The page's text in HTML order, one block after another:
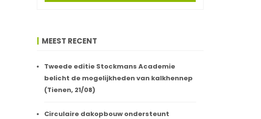
MEEST RECENT
Tweede editie Stockmans Academie
belicht de mogelijkheden van kalkhennep
(Tienen, 21/08)
Circulaire dakopbouw ondersteunt